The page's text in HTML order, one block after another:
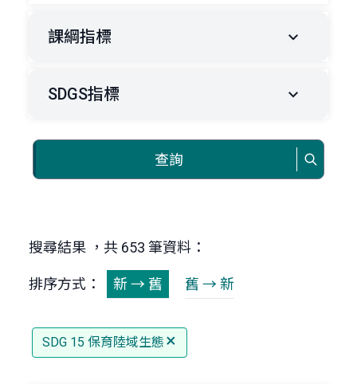
課綱指標
SDGS指標
查詢
搜尋結果 ，共 653 筆資料：
排序方式： 新 → 舊 舊 → 新
SDG 15 保育陸域生態